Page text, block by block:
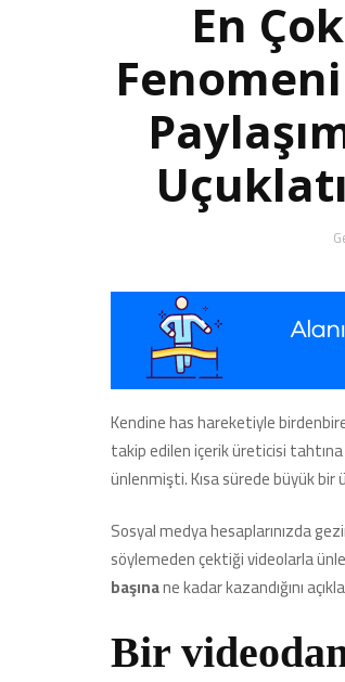
En
Kendine has hareketiyle
takip edilen içerik üreticisi
ünlenmişti. Kısa sürede büyük
Sosyal medya hesaplarınızda
söylemeden çektiği videolarla
başınane kadar kazandığını
Bir